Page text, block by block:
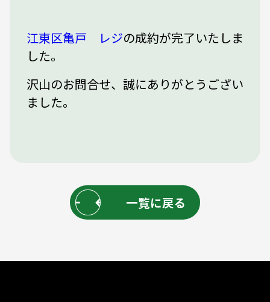
江東区亀戸 レジの成約が完了いたしま
した。
沢山のお問合せ、誠にありがとうござい
ました。
一覧に戻る